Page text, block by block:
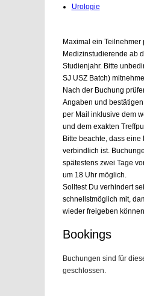
Urologie
Maximal ein Teilnehmer
Medizinstudierende ab
Studienjahr. Bitte
SJ USZ Batch)
Nach der Buchung
Angaben und
per Mail inklusive dem
und dem exakten
Bitte beachte, dass eine
verbindlich ist.
spätestens zwei Tage
um 18 Uhr möglich.
Solltest Du verhindert
schnellstmöglich mit,
wieder freigeben
Bookings
Buchungen sind für
geschlossen.